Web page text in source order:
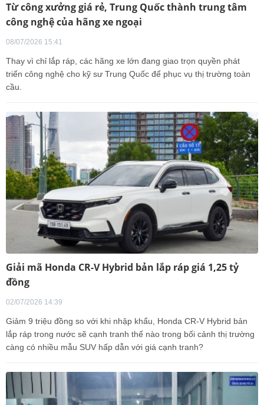
Từ công xưởng giá rẻ, Trung Quốc thành trung tâm
công nghệ của hãng xe ngoại
08/07/2026 15:41
Thay vì chỉ lắp ráp, các hãng xe lớn đang giao trọn quyền phát
triển công nghệ cho kỹ sư Trung Quốc để phục vụ thị trường toàn
cầu.
Giải mã Honda CR-V Hybrid bản lắp ráp giá 1,25 tỷ
đồng
02/07/2026 14:39
Giảm 9 triệu đồng so với khi nhập khẩu, Honda CR-V Hybrid bản
lắp ráp trong nước sẽ cạnh tranh thế nào trong bối cảnh thị trường
càng có nhiều mẫu SUV hấp dẫn với giá cạnh tranh?